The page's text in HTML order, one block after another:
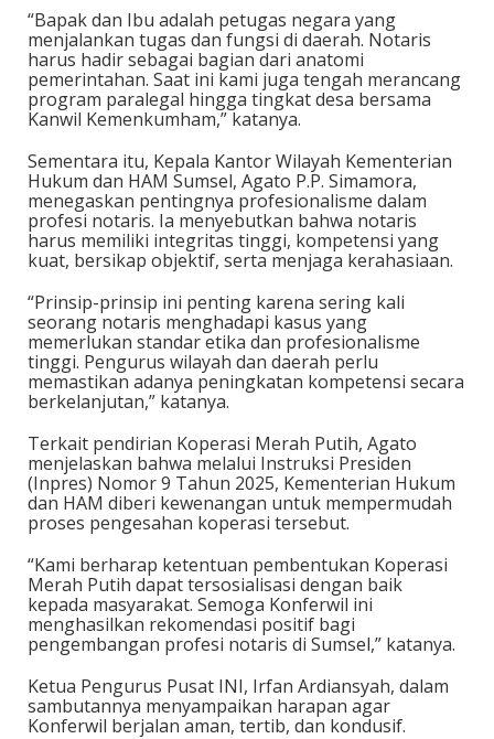
“Bapak dan Ibu adalah petugas negara yang
menjalankan tugas dan fungsi di daerah. Notaris
harus hadir sebagai bagian dari anatomi
pemerintahan. Saat ini kami juga tengah merancang
program paralegal hingga tingkat desa bersama
Kanwil Kemenkumham,” katanya.
Sementara itu, Kepala Kantor Wilayah Kementerian
Hukum dan HAM Sumsel, Agato P.P. Simamora,
menegaskan pentingnya profesionalisme dalam
profesi notaris. Ia menyebutkan bahwa notaris
harus memiliki integritas tinggi, kompetensi yang
kuat, bersikap objektif, serta menjaga kerahasiaan.
“Prinsip-prinsip ini penting karena sering kali
seorang notaris menghadapi kasus yang
memerlukan standar etika dan profesionalisme
tinggi. Pengurus wilayah dan daerah perlu
memastikan adanya peningkatan kompetensi secara
berkelanjutan,” katanya.
Terkait pendirian Koperasi Merah Putih, Agato
menjelaskan bahwa melalui Instruksi Presiden
(Inpres) Nomor 9 Tahun 2025, Kementerian Hukum
dan HAM diberi kewenangan untuk mempermudah
proses pengesahan koperasi tersebut.
“Kami berharap ketentuan pembentukan Koperasi
Merah Putih dapat tersosialisasi dengan baik
kepada masyarakat. Semoga Konferwil ini
menghasilkan rekomendasi positif bagi
pengembangan profesi notaris di Sumsel,” katanya.
Ketua Pengurus Pusat INI, Irfan Ardiansyah, dalam
sambutannya menyampaikan harapan agar
Konferwil berjalan aman, tertib, dan kondusif.